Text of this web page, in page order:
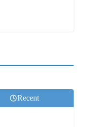
Recent